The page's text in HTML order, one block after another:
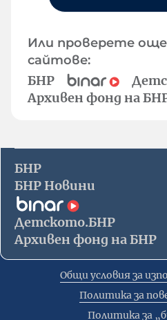
Или проверете
сайтове:
БНР
Архивен фонд на
БНР
БНР Новини
Детското.БНР
Архивен фонд на БНР
Общи условия за
Политика за
Политика за